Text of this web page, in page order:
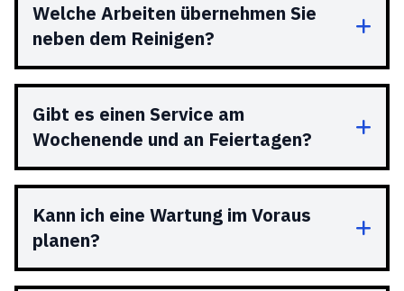
Welche Arbeiten übernehmen Sie
neben dem Reinigen?
Gibt es einen Service am
Wochenende und an Feiertagen?
Kann ich eine Wartung im Voraus
planen?